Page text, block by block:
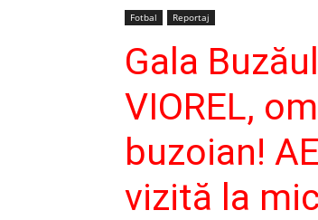
Fotbal Reportaj
Gala
VIOREL,
buzoian!
vizită la